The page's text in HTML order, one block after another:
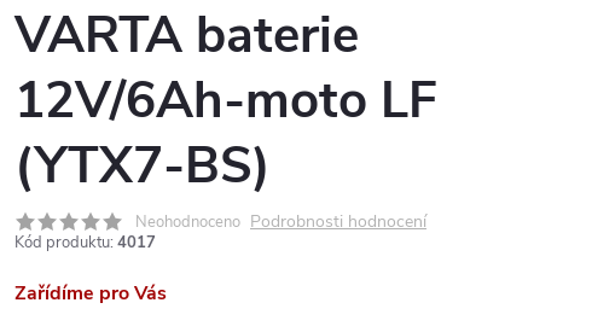
VARTA baterie
12V/6Ah-moto LF
(YTX7-BS)
Neohodnoceno Podrobnosti hodnocení
Kód produktu: 4017
Zařídíme pro Vás